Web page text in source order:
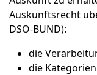
Auskunftsrecht
DSO-BUND):
die
die